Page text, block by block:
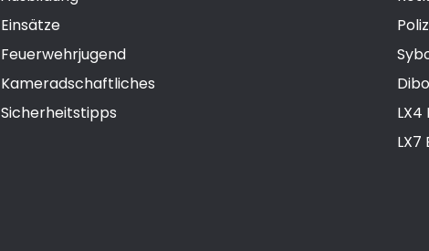
Einsätze
Feuerwehrjugend
Kameradschaftliches
Sicherheitstipps